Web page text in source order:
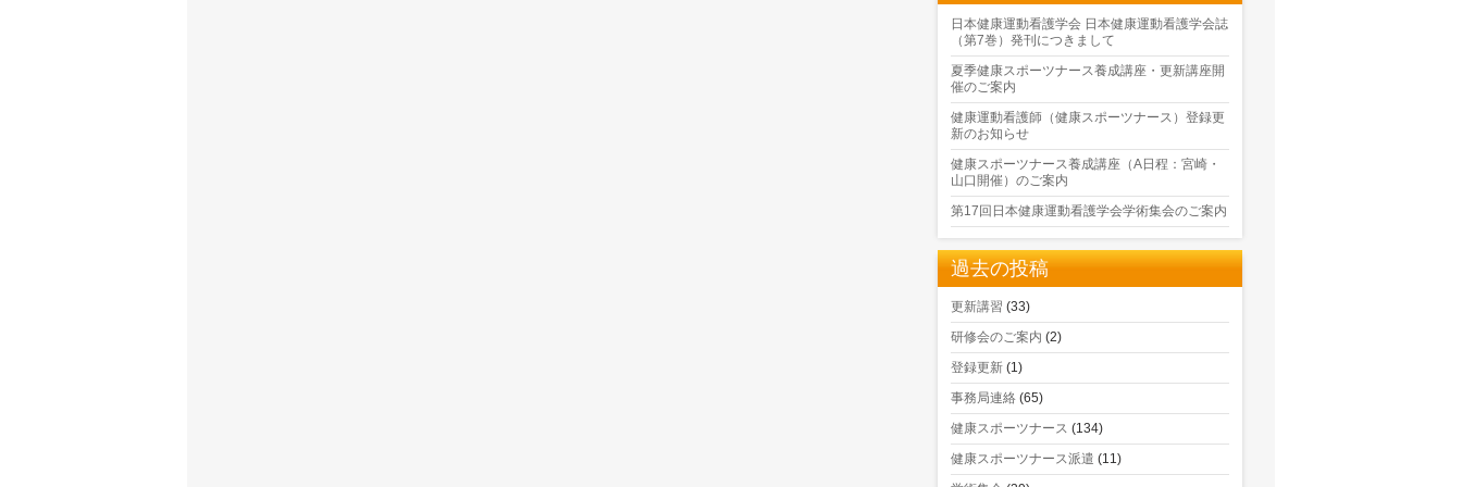
日本健康運動看護学会 日本健康運動看護学会誌
（第7巻）発刊につきまして
夏季健康スポーツナース養成講座・更新講座開
催のご案内
健康運動看護師（健康スポーツナース）登録更
新のお知らせ
健康スポーツナース養成講座（A日程：宮崎・
山口開催）のご案内
第17回日本健康運動看護学会学術集会のご案内
過去の投稿
更新講習 (33)
研修会のご案内 (2)
登録更新 (1)
事務局連絡 (65)
健康スポーツナース (134)
健康スポーツナース派遣 (11)